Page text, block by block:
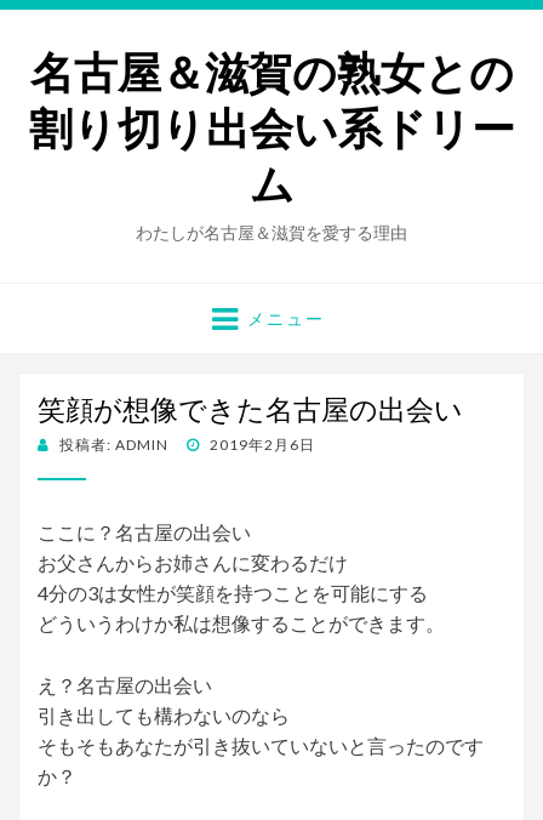
名古屋＆滋賀の熟女との
割り切り出会い系ドリー
ム
わたしが名古屋＆滋賀を愛する理由
メニュー
笑顔が想像できた名古屋の出会い
投稿者: ADMIN
投 2019年2月6日
ここに？名古屋の出会い
お父さんからお姉さんに変わるだけ
4分の3は女性が笑顔を持つことを可能にする
どういうわけか私は想像することができます。
え？名古屋の出会い
引き出しても構わないのなら
そもそもあなたが引き抜いていないと言ったのです
か？